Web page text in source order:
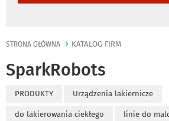
STRONA GŁÓWNA KATALOG FIRM
SparkRobots
PRODUKTY Urządzenia lakiernicze
do lakierowania ciekłego linie do